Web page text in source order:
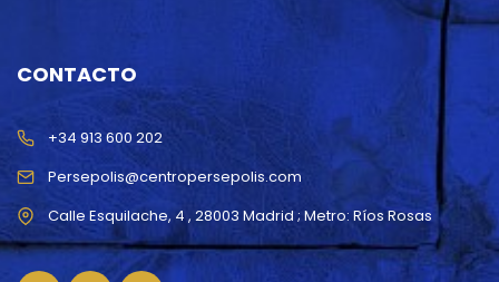
CONTACTO
Persepolis@centropersepolis.com
+34 913 600 202